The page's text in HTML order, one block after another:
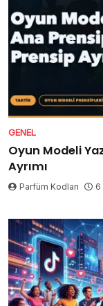
GENEL
Oyun Modeli
Ayrımı
Parfüm Kodları 6